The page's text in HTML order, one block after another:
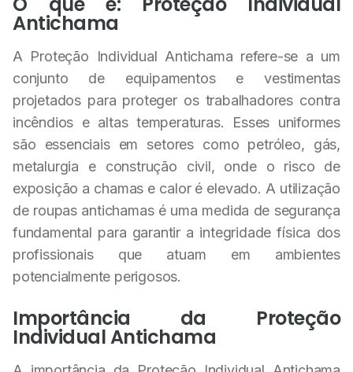
Antichama
A Proteção Individual Antichama refere-se a um
conjunto de equipamentos e vestimentas
projetados para proteger os trabalhadores contra
incêndios e altas temperaturas. Esses uniformes
são essenciais em setores como petróleo, gás,
metalurgia e construção civil, onde o risco de
exposição a chamas e calor é elevado. A utilização
de roupas antichamas é uma medida de segurança
fundamental para garantir a integridade física dos
profissionais que atuam em ambientes
potencialmente perigosos.
Importância da Proteção
Individual Antichama